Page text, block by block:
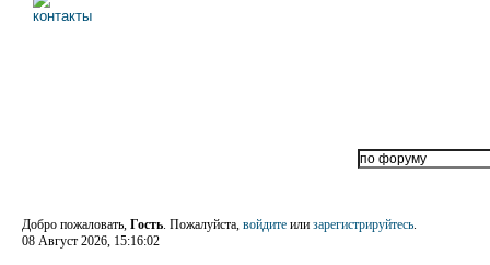
Добро пожаловать, Гость. Пожалуйста, войдите или зарегистрируйтесь.
08 Август 2026, 15:16:02